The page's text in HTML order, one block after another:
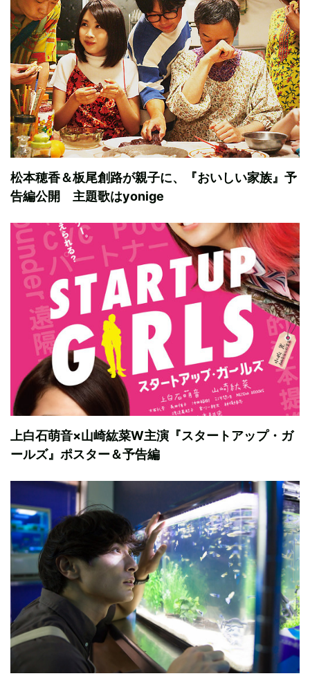
松本穂香＆板尾創路が親子に、『おいしい家族』予
告編公開 主題歌はyonige
上白石萌音×山崎紘菜W主演『スタートアップ・ガ
ールズ』ポスター＆予告編